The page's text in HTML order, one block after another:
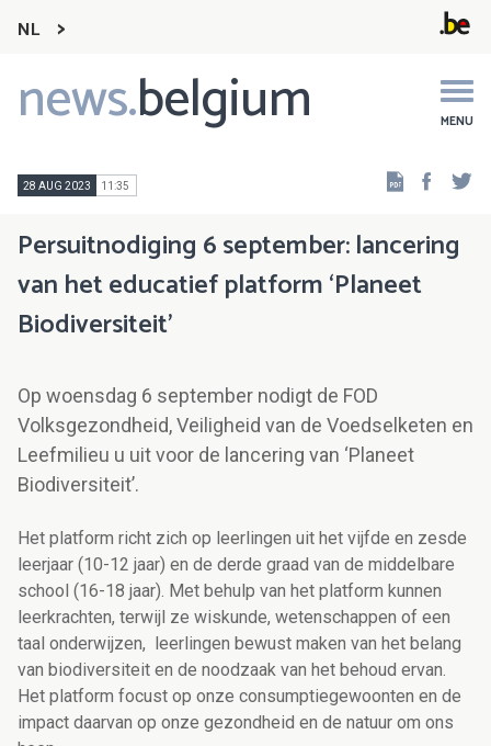
NL
news.belgium MENU
Main
navigation
28 AUG 2023 11:35
Persuitnodiging 6 september: lancering
van het educatief platform ‘Planeet
Biodiversiteit’
Op woensdag 6 september nodigt de FOD
Volksgezondheid, Veiligheid van de Voedselketen en
Leefmilieu u uit voor de lancering van ‘Planeet
Biodiversiteit’.
Het platform richt zich op leerlingen uit het vijfde en zesde
leerjaar (10-12 jaar) en de derde graad van de middelbare
school (16-18 jaar). Met behulp van het platform kunnen
leerkrachten, terwijl ze wiskunde, wetenschappen of een
taal onderwijzen, leerlingen bewust maken van het belang
van biodiversiteit en de noodzaak van het behoud ervan.
Het platform focust op onze consumptiegewoonten en de
impact daarvan op onze gezondheid en de natuur om ons